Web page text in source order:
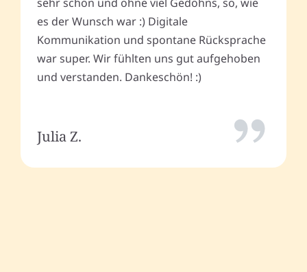
es der Wunsch war :) Digitale
Kommunikation und spontane Rücksprache
war super. Wir fühlten uns gut aufgehoben
und verstanden. Dankeschön! :)
Julia Z.